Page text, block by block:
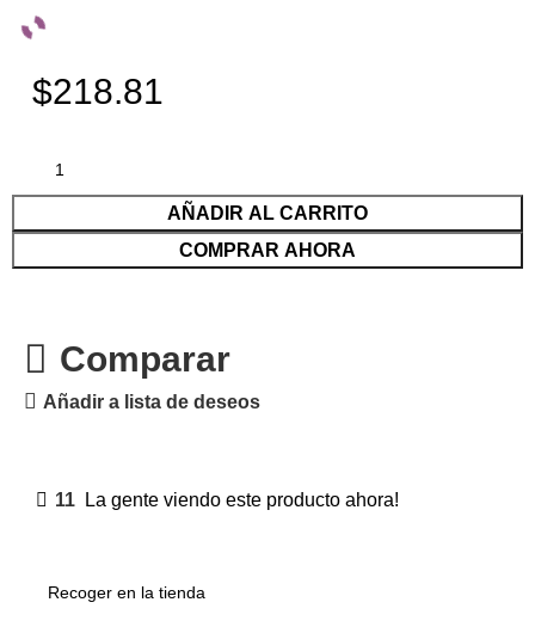
$218.81
AÑADIR AL CARRITO
COMPRAR AHORA
Comparar
Añadir a lista de deseos
11 La gente viendo este producto ahora!
Recoger en la tienda